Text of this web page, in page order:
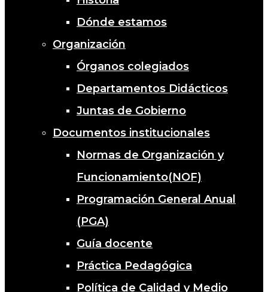
Dónde estamos
Organización
Órganos colegiados
Departamentos Didácticos
Juntas de Gobierno
Documentos institucionales
Normas de Organización y
Funcionamiento(NOF)
Programación General Anual
(PGA)
Guía docente
Práctica Pedagógica
Política de Calidad y Medio